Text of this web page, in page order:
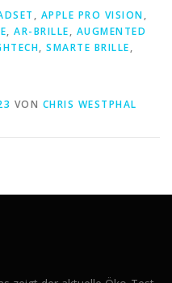
, APPLE PRO VISION,
, AR-BRILLE, AUGMENTED
, SMARTE BRILLE,
VON CHRIS WESTPHAL